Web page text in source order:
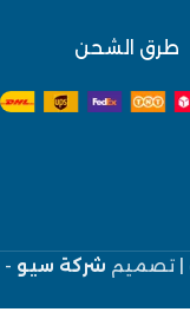
طرق الشحن
| تصميم شركة سيو -